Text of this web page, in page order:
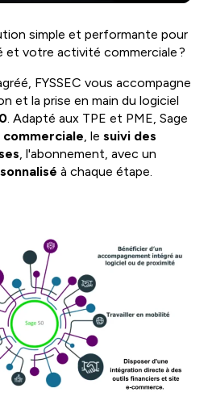
simple et performante pour
votre activité commerciale ?
FYSSEC vous accompagne
et la prise en main du logiciel
. Adapté aux TPE et PME, Sage
, le suivi des
, l'abonnement, avec un
à chaque étape.